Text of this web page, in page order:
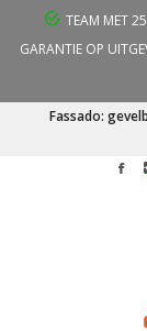
TEAM MET
GARANTIE OP
Fassado: